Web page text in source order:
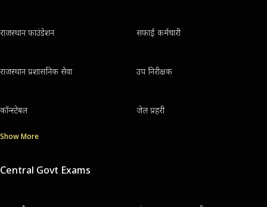
राजस्थान फाउंडेशन सफाई कर्मचारी
राजस्थान प्रशासनिक सेवा उप निरीक्षक
कॉन्स्टेबल जेल प्रहरी
Show More
Central Govt Exams